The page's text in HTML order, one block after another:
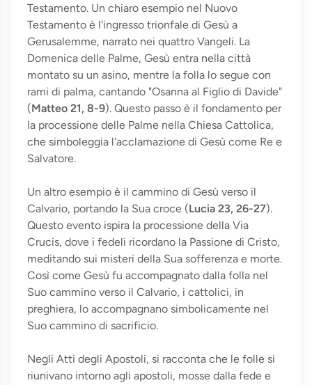
Testamento. Un chiaro esempio nel Nuovo
Testamento è l'ingresso trionfale di Gesù a
Gerusalemme, narrato nei quattro Vangeli. La
Domenica delle Palme, Gesù entra nella città
montato su un asino, mentre la folla lo segue con
rami di palma, cantando "Osanna al Figlio di Davide"
(Matteo 21, 8-9). Questo passo è il fondamento per
la processione delle Palme nella Chiesa Cattolica,
che simboleggia l'acclamazione di Gesù come Re e
Salvatore.
Un altro esempio è il cammino di Gesù verso il
Calvario, portando la Sua croce (Lucia 23, 26-27).
Questo evento ispira la processione della Via
Crucis, dove i fedeli ricordano la Passione di Cristo,
meditando sui misteri della Sua sofferenza e morte.
Così come Gesù fu accompagnato dalla folla nel
Suo cammino verso il Calvario, i cattolici, in
preghiera, lo accompagnano simbolicamente nel
Suo cammino di sacrificio.
Negli Atti degli Apostoli, si racconta che le folle si
riunivano intorno agli apostoli, mosse dalla fede e